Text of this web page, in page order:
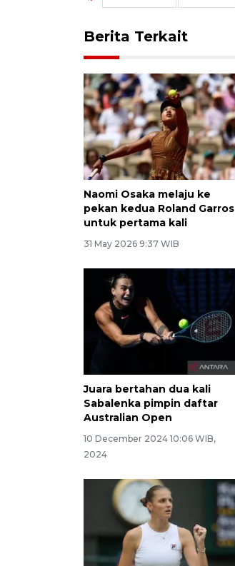
Berita Terkait
Naomi Osaka melaju ke
pekan kedua Roland Garros
untuk pertama kali
31 May 2026 9:37 WIB
Juara bertahan dua kali
Sabalenka pimpin daftar
Australian Open
10 December 2024 10:06 WIB,
2024